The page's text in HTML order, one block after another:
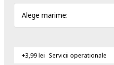
Alege marime:
+3,99 lei Servicii operationale